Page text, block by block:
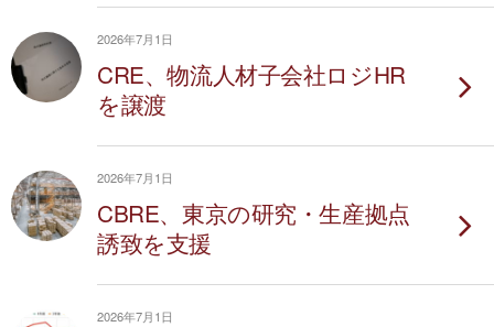
2026年7月1日
CRE、物流人材子会社ロジHR
を譲渡
2026年7月1日
CBRE、東京の研究・生産拠点
誘致を支援
2026年7月1日